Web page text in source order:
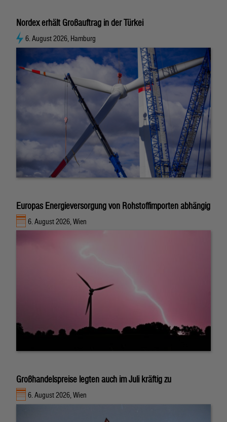
Nordex erhält Großauftrag in der Türkei
6. August 2026, Hamburg
Europas Energieversorgung von Rohstoffimporten abhängig
6. August 2026, Wien
Großhandelspreise legten auch im Juli kräftig zu
6. August 2026, Wien